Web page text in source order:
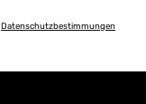
Datenschutzbestimmungen